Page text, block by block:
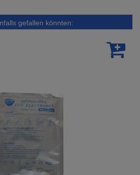
gefallen könnten: